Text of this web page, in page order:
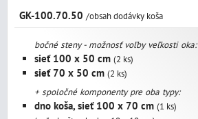
GK-100.70.50 /obsah dodávky koša
bočné steny - možnosť voľby veľkosti oka:
sieť 100 x 50 cm(2 ks)
sieť 70 x 50 cm(2 ks)
+ spoločné komponenty pre oba typy:
dno koša, sieť 100 x 70 cm(1 ks)